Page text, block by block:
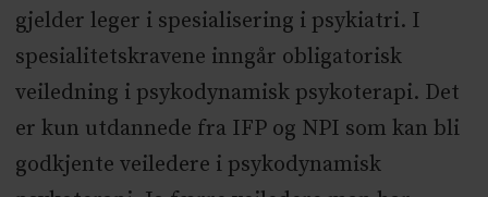
gjelder leger i spesialisering i psykiatri. I
spesialitetskravene inngår obligatorisk
veiledning i psykodynamisk psykoterapi. Det
er kun utdannede fra IFP og NPI som kan bli
godkjente veiledere i psykodynamisk